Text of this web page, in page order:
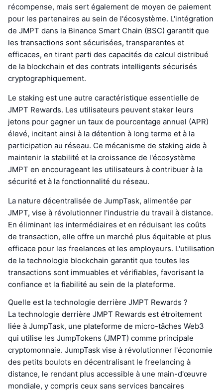
récompense, mais sert également de moyen de paiement
pour les partenaires au sein de l'écosystème. L'intégration
de JMPT dans la Binance Smart Chain (BSC) garantit que
les transactions sont sécurisées, transparentes et
efficaces, en tirant parti des capacités de calcul distribué
de la blockchain et des contrats intelligents sécurisés
cryptographiquement.
Le staking est une autre caractéristique essentielle de
JMPT Rewards. Les utilisateurs peuvent staker leurs
jetons pour gagner un taux de pourcentage annuel (APR)
élevé, incitant ainsi à la détention à long terme et à la
participation au réseau. Ce mécanisme de staking aide à
maintenir la stabilité et la croissance de l'écosystème
JMPT en encourageant les utilisateurs à contribuer à la
sécurité et à la fonctionnalité du réseau.
La nature décentralisée de JumpTask, alimentée par
JMPT, vise à révolutionner l'industrie du travail à distance.
En éliminant les intermédiaires et en réduisant les coûts
de transaction, elle offre un marché plus équitable et plus
efficace pour les freelances et les employeurs. L'utilisation
de la technologie blockchain garantit que toutes les
transactions sont immuables et vérifiables, favorisant la
confiance et la fiabilité au sein de la plateforme.
Quelle est la technologie derrière JMPT Rewards ?
La technologie derrière JMPT Rewards est étroitement
liée à JumpTask, une plateforme de micro-tâches Web3
qui utilise les JumpTokens (JMPT) comme principale
cryptomonnaie. JumpTask vise à révolutionner l'économie
des petits boulots en décentralisant le freelancing à
distance, le rendant plus accessible à une main-d'œuvre
mondiale, y compris ceux sans services bancaires